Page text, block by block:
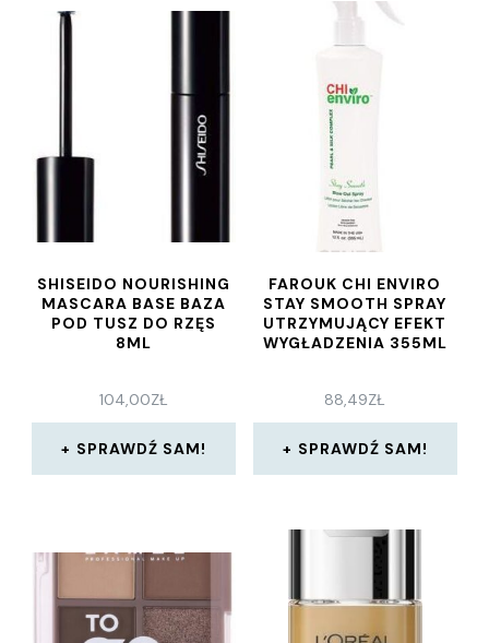
SHISEIDO NOURISHING
MASCARA BASE BAZA
POD TUSZ DO RZĘS
8ML
104,00ZŁ
SPRAWDŹ SAM!
FAROUK CHI ENVIRO
STAY SMOOTH SPRAY
UTRZYMUJĄCY EFEKT
WYGŁADZENIA 355ML
88,49ZŁ
SPRAWDŹ SAM!